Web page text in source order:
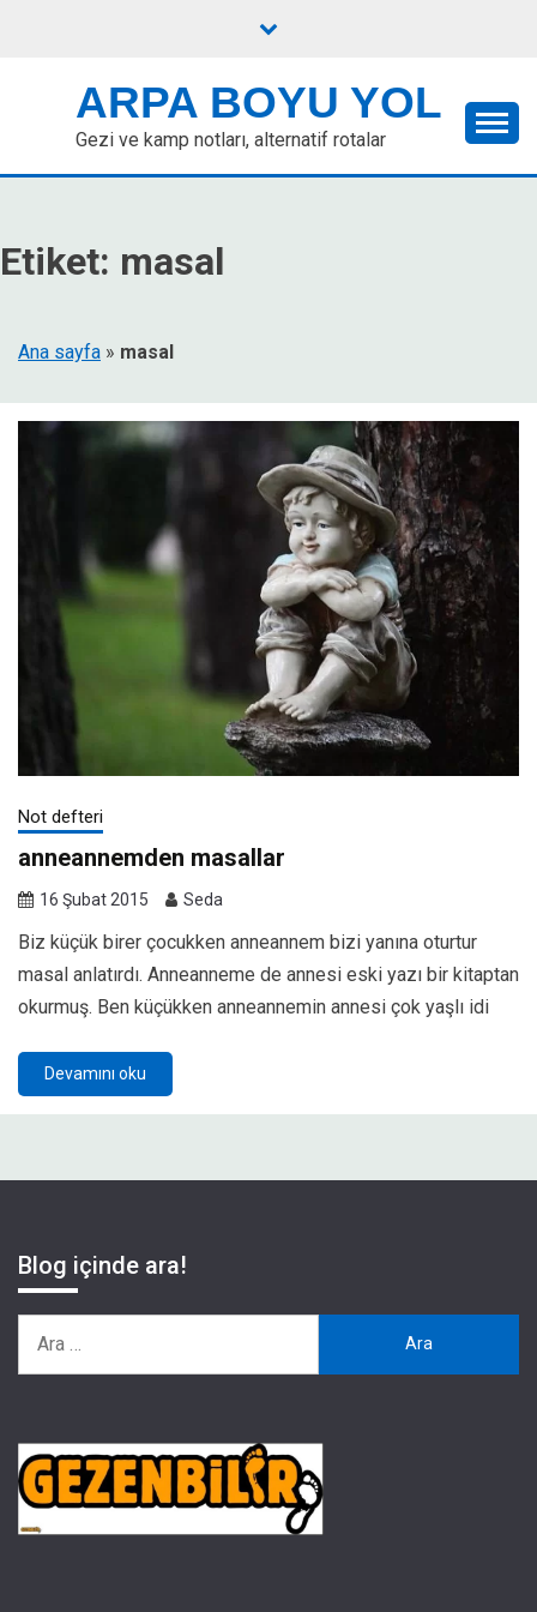
ARPA BOYU YOL
Gezi ve kamp notları, alternatif rotalar
Etiket: masal
Ana sayfa » masal
Not defteri
anneannemden masallar
16 Şubat 2015 Seda
Biz küçük birer çocukken anneannem bizi yanına oturtur
masal anlatırdı. Anneanneme de annesi eski yazı bir kitaptan
okurmuş. Ben küçükken anneannemin annesi çok yaşlı idi
Devamını oku
Blog içinde ara!